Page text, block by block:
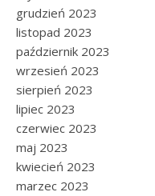
grudzień 2023
listopad 2023
październik 2023
wrzesień 2023
sierpień 2023
lipiec 2023
czerwiec 2023
maj 2023
kwiecień 2023
marzec 2023